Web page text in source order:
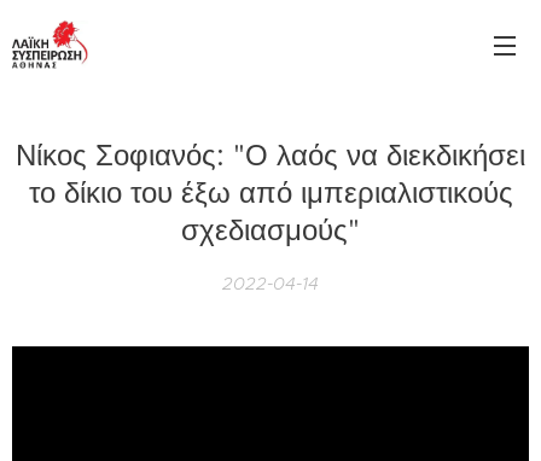
Νίκος Σοφιανός: "Ο λαός να διεκδικήσει
το δίκιο του έξω από ιμπεριαλιστικούς
σχεδιασμούς"
2022-04-14